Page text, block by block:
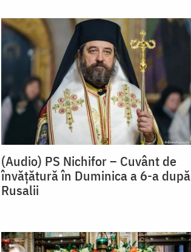
(Audio) PS Nichifor – Cuvânt de
învățătură în Duminica a 6-a după
Rusalii